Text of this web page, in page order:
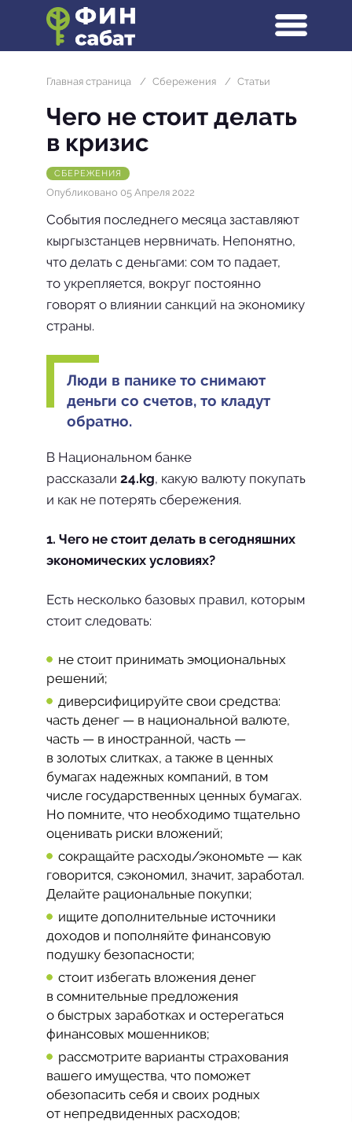
Главная страница / Сбережения / Статьи
Чего не стоит делать
в кризис
СБЕРЕЖЕНИЯ
Опубликовано 05 Апреля 2022
События последнего месяца заставляют
кыргызстанцев нервничать. Непонятно,
что делать с деньгами: сом то падает,
то укрепляется, вокруг постоянно
говорят о влиянии санкций на экономику
страны.
Люди в панике то снимают
деньги со счетов, то кладут
обратно.
В Национальном банке
рассказали 24.kg, какую валюту покупать
и как не потерять сбережения.
1. Чего не стоит делать в сегодняшних
экономических условиях?
Есть несколько базовых правил, которым
стоит следовать:
не стоит принимать эмоциональных
решений;
диверсифицируйте свои средства:
часть денег — в национальной валюте,
часть — в иностранной, часть —
в золотых слитках, а также в ценных
бумагах надежных компаний, в том
числе государственных ценных бумагах.
Но помните, что необходимо тщательно
оценивать риски вложений;
сокращайте расходы/экономьте — как
говорится, сэкономил, значит, заработал.
Делайте рациональные покупки;
ищите дополнительные источники
доходов и пополняйте финансовую
подушку безопасности;
стоит избегать вложения денег
в сомнительные предложения
о быстрых заработках и остерегаться
финансовых мошенников;
рассмотрите варианты страхования
вашего имущества, что поможет
обезопасить себя и своих родных
от непредвиденных расходов;